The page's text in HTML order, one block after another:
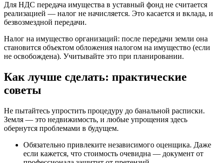
Для НДС передача имущества в уставный фонд не считается
реализацией — налог не начисляется. Это касается и вклада, и
безвозмездной передачи.
Налог на имущество организаций: после передачи земли она
становится объектом обложения налогом на имущество (если
не освобождена). Учитывайте это при планировании.
Как лучше сделать: практические
советы
Не пытайтесь упростить процедуру до банальной расписки.
Земля — это недвижимость, и любые упрощения здесь
обернутся проблемами в будущем.
Обязательно привлеките независимого оценщика. Даже
если кажется, что стоимость очевидна — документ от